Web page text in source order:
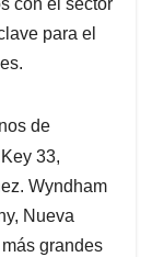
con el sector
para el
de
33,
Wyndham
Nueva
grandes